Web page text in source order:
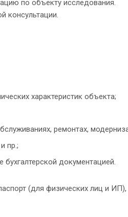
по объекту исследования.
консультации.
характеристик объекта;
ремонтах,
пр.;
документацией.
(для физических лиц и ИП),